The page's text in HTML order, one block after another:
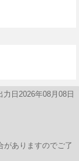
力日2026年08月08日
ありますのでご了